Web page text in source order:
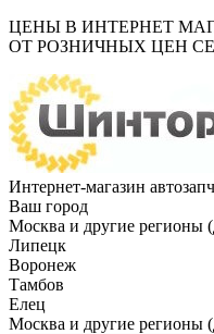
ЦЕНЫ В ИНТЕРНЕТ
ОТ РОЗНИЧНЫХ ЦЕН
Интернет-магазин
Ваш город
Москва и другие регионы
Липецк
Воронеж
Тамбов
Елец
Москва и другие регионы